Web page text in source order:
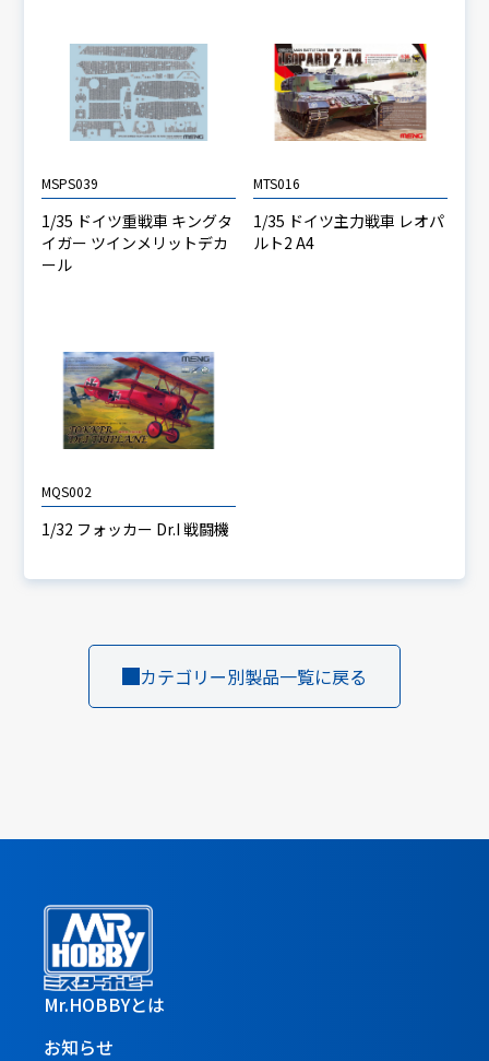
MSPS039
1/35 ドイツ重戦車 キングタ
イガー ツインメリットデカ
ール
MTS016
1/35 ドイツ主力戦車 レオパ
ルト2 A4
MQS002
1/32 フォッカー Dr.I 戦闘機
カテゴリー別製品一覧に戻る
Mr.HOBBYとは
お知らせ